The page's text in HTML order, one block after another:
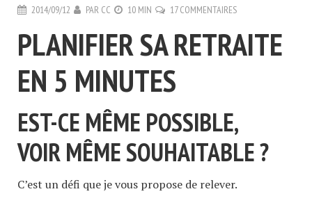
2014/09/12 PAR CC 10 MIN 17 COMMENTAIRES
PLANIFIER SA RETRAITE
EN 5 MINUTES
EST-CE MÊME POSSIBLE,
VOIR MÊME SOUHAITABLE ?
C’est un défi que je vous propose de relever.